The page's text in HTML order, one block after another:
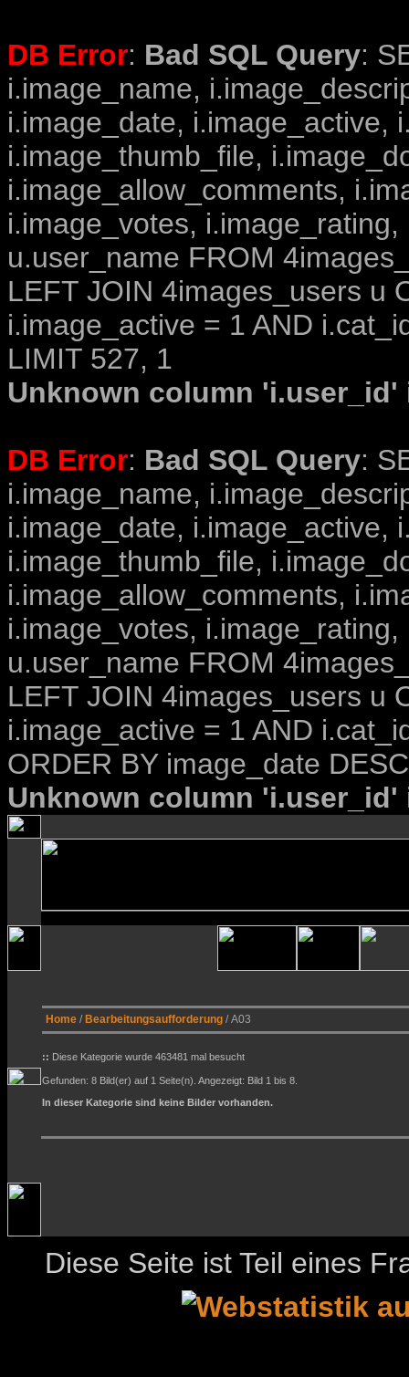
DB Error: Bad SQL Query:
i.image_name,
i.image_date, i.image_active,
i.image_thumb_file,
i.image_allow_comments,
i.image_votes,
u.user_name FROM
LEFT JOIN 4images_users u
i.image_active = 1 AND
LIMIT 527, 1
Unknown column
DB Error: Bad SQL Query:
i.image_name,
i.image_date, i.image_active,
i.image_thumb_file,
i.image_allow_comments,
i.image_votes,
u.user_name FROM
LEFT JOIN 4images_users u
i.image_active = 1 AND
ORDER BY image_date
Unknown column
Home / Bearbeitungsaufforderung / A03
:: Diese Kategorie wurde 463481 mal besucht
Gefunden: 8 Bild(er) auf 1 Seite(n). Angezeigt: Bild 1 bis 8.
In dieser Kategorie sind keine Bilder vorhanden.
Diese Seite ist Teil eines